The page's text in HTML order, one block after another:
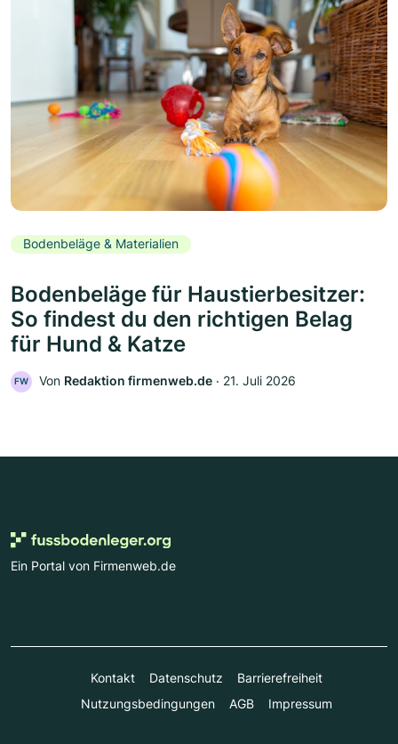
Bodenbeläge & Materialien
Bodenbeläge für Haustierbesitzer:
So findest du den richtigen Belag
für Hund & Katze
FW Von Redaktion firmenweb.de ‧ 21. Juli 2026
Ein Portal von Firmenweb.de
Kontakt Datenschutz
Barrierefreiheit
Nutzungsbedingungen
AGB Impressum